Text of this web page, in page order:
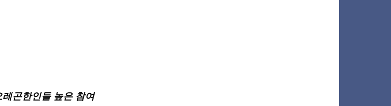
곤한인들 높은 참여